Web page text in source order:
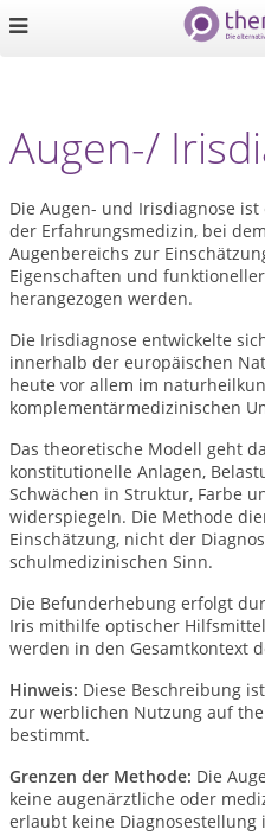
Augen-/
Die Augen- und Irisdiagnose
der Erfahrungsmedizin, bei
Augenbereichs zur
Eigenschaften und
herangezogen werden.
Die Irisdiagnose entwickelte
innerhalb der europäischen
heute vor allem im
komplementärmedizinischen
Das theoretische Modell geht
konstitutionelle Anlagen,
Schwächen in Struktur, Farbe
widerspiegeln. Die Methode
Einschätzung, nicht der
schulmedizinischen Sinn.
Die Befunderhebung erfolgt
Iris mithilfe optischer
werden in den Gesamtkontext
Hinweis: Diese Beschreibung
zur werblichen Nutzung auf
bestimmt.
Grenzen der Methode: Die
keine augenärztliche oder
erlaubt keine